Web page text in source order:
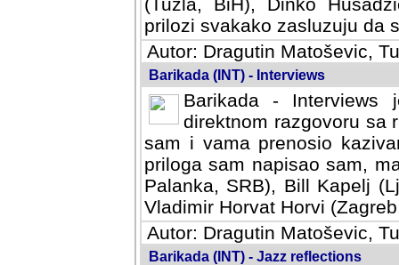
prilozi svakako zasluzuju da
Autor: Dragutin Matoševic,
Barikada (INT) - Interviews
Barikada -
direktnom razgovoru sa
sam i vama prenosio
priloga sam napisao sam,
Palanka, SRB), Bill Kapelj
Vladimir Horvat Horvi
Autor: Dragutin Matoševic,
Barikada (INT) - Jazz reflections